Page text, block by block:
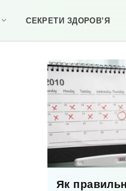
СЕКРЕТИ ЗДОРОВ’Я
Як